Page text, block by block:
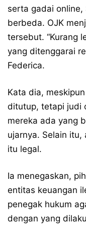
serta gadai online,
berbeda. OJK
tersebut. “Kurang
yang ditenggarai
Federica.
Kata dia,
ditutup, tetapi judi
mereka ada yang
ujarnya. Selain itu,
itu legal.
Ia menegaskan,
entitas keuangan
penegak hukum
dengan yang